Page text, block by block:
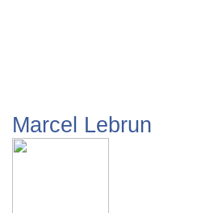
Marcel Lebrun